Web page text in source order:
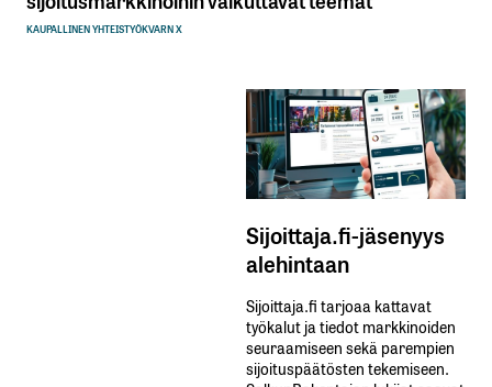
KAUPALLINEN YHTEISTYÖKVARN X
Sijoittaja.fi-jäsenyys
alehintaan
Sijoittaja.fi tarjoaa kattavat
työkalut ja tiedot markkinoiden
seuraamiseen sekä parempien
sijoituspäätösten tekemiseen.